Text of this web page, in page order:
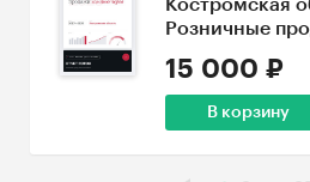
Костромская
Розничные
15 000 ₽
В корзину